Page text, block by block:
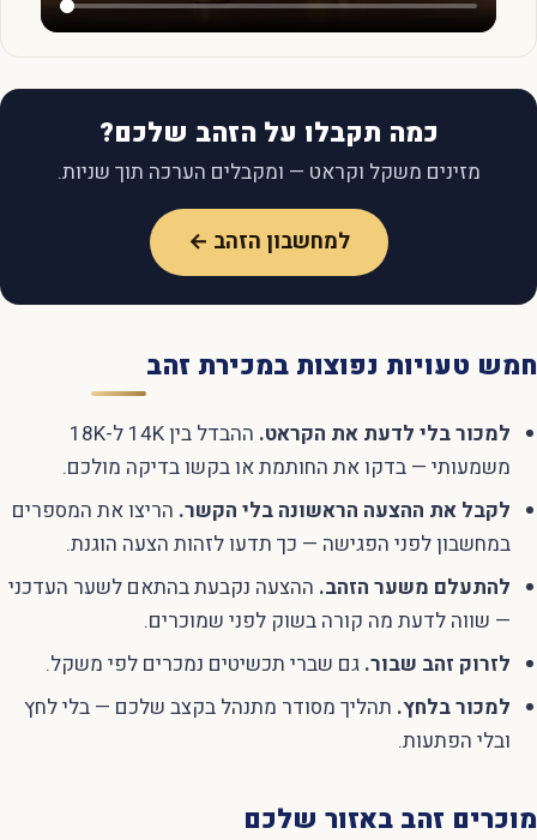
כמה תקבלו על הזהב שלכם?
מזינים משקל וקראט — ומקבלים הערכה תוך שניות.
למחשבון הזהב ←
חמש טעויות נפוצות במכירת זהב
למכור בלי לדעת את הקראט.
ההבדל בין 14K ל-18K
משמעותי — בדקו את החותמת או בקשו בדיקה מולכם.
לקבל את ההצעה הראשונה בלי הקשר. הריצו את המספרים
במחשבון לפני הפגישה — כך תדעו לזהות הצעה הוגנת.
להתעלם משער הזהב. ההצעה נקבעת בהתאם לשער העדכני
— שווה לדעת מה קורה בשוק לפני שמוכרים.
לזרוק זהב שבור. גם שברי תכשיטים נמכרים לפי משקל.
למכור בלחץ. תהליך מסודר מתנהל בקצב שלכם — בלי לחץ
ובלי הפתעות.
מוכרים זהב באזור שלכם